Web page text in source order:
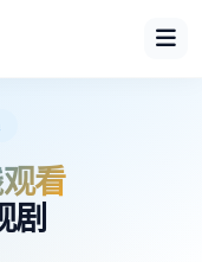
看
剧